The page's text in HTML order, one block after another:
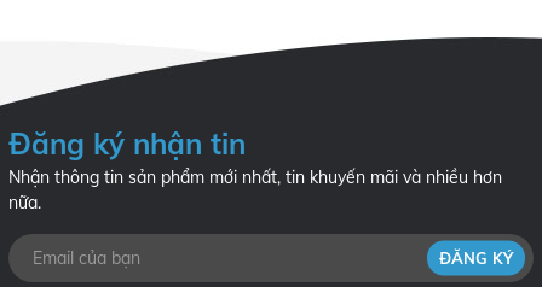
Đăng ký nhận tin
Nhận thông tin sản phẩm mới nhất, tin khuyến mãi và nhiều hơn
nữa.
ĐĂNG KÝ